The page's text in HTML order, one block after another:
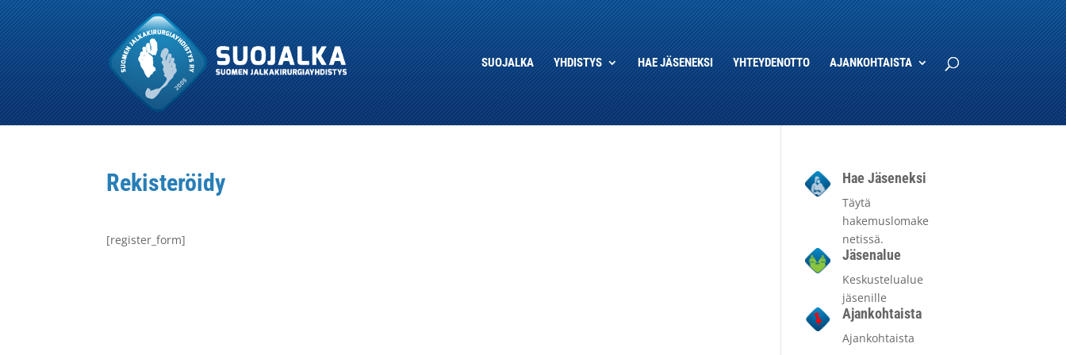
SUOJALKA YHDISTYS HAE JÄSENEKSI YHTEYDENOTTO AJANKOHTAISTA
Rekisteröidy
[register_form]
Hae Jäseneksi
Täytä
hakemuslomake
netissä.
Jäsenalue
Keskustelualue
jäsenille
Ajankohtaista
Ajankohtaista